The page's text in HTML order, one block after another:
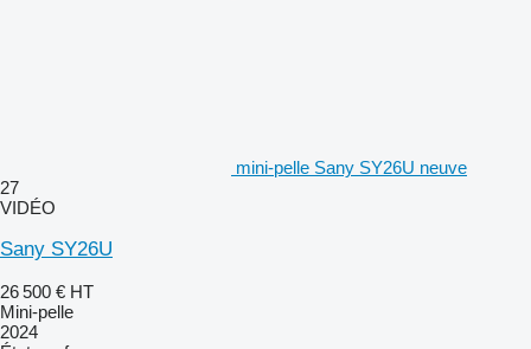
mini-pelle Sany SY26U neuve
27
VIDÉO
Sany SY26U
26 500 € HT
Mini-pelle
2024